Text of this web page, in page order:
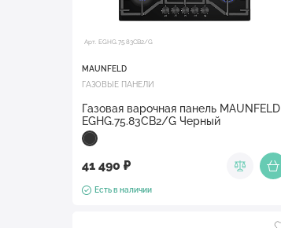
Арт. EGHG.75.83CB2/G
MAUNFELD
ГАЗОВЫЕ ПАНЕЛИ
Газовая варочная панель MAUNFELD
EGHG.75.83CB2/G Черный
41 490 ₽
Есть в наличии